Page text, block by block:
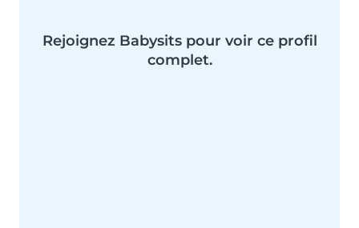
Rejoignez Babysits pour voir ce profil
complet.